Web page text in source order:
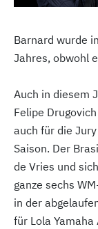
Barnard wurde
Jahres, obwohl
Auch in diesem
Felipe
auch für die
Saison. Der
de Vries und
ganze sechs
in der
für Lola